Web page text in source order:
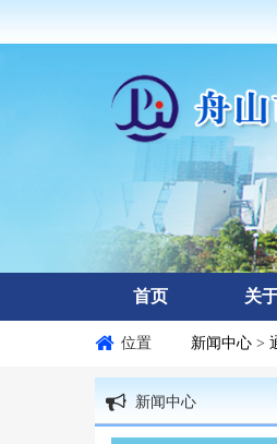
首页 关
位置 新闻中心 >
新闻中心